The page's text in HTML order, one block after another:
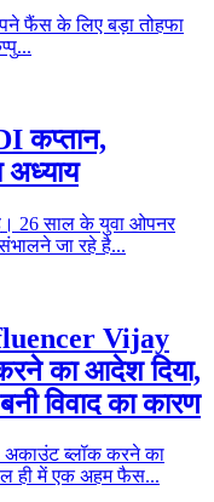
फैंस के लिए बड़ा तोहफा
...
कप्तान,
26 साल के युवा ओपनर
जा रहे है...
Vijay
का आदेश दिया,
विवाद का कारण
अकाउंट ब्लॉक करने का
ही में एक अहम फैस...